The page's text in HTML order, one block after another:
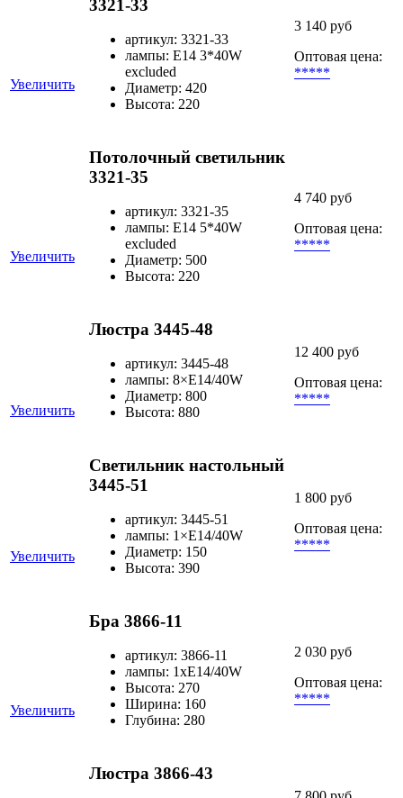
Увеличить
3321-33
артикул: 3321-33
лампы: E14 3*40W
excluded
Диаметр: 420
Высота: 220
3 140 руб
Оптовая цена:
*****
Увеличить
Потолочный светильник
3321-35
артикул: 3321-35
лампы: E14 5*40W
excluded
Диаметр: 500
Высота: 220
4 740 руб
Оптовая цена:
*****
Увеличить
Люстра 3445-48
артикул: 3445-48
лампы: 8×Е14/40W
Диаметр: 800
Высота: 880
12 400 руб
Оптовая цена:
*****
Увеличить
Светильник настольный
3445-51
артикул: 3445-51
лампы: 1×Е14/40W
Диаметр: 150
Высота: 390
1 800 руб
Оптовая цена:
*****
Увеличить
Бра 3866-11
артикул: 3866-11
лампы: 1хЕ14/40W
Высота: 270
Ширина: 160
Глубина: 280
2 030 руб
Оптовая цена:
*****
Люстра 3866-43